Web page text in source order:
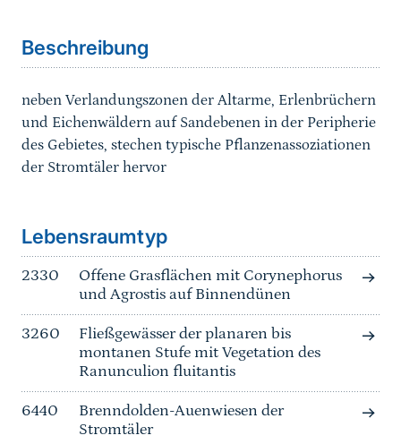
Beschreibung
neben Verlandungszonen der Altarme, Erlenbrüchern
und Eichenwäldern auf Sandebenen in der Peripherie
des Gebietes, stechen typische Pflanzenassoziationen
der Stromtäler hervor
Lebensraumtyp
2330
Offene Grasflächen mit Corynephorus
und Agrostis auf Binnendünen
3260
Fließgewässer der planaren bis
montanen Stufe mit Vegetation des
Ranunculion fluitantis
6440
Brenndolden-Auenwiesen der
Stromtäler